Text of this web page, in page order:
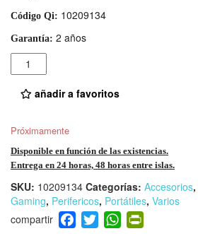
Código Qi: 10209134
Garantía: 2 años
Cantidad
añadir a favoritos
Próximamente
Disponible en función de las existencias.
Entrega en 24 horas, 48 horas entre islas.
SKU: 10209134 Categorías: Accesorios,
Gaming, Perifericos, Portátiles, Varios
F
a
T
wi
W
h